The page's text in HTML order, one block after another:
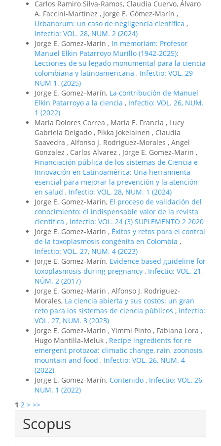
Carlos Ramiro Silva-Ramos, Claudia Cuervo, Álvaro
A. Faccini-Martínez , Jorge E. Gómez-Marín ,
Urbanorum: un caso de negligencia científica ,
Infectio: VOL. 28, NUM. 2 (2024)
Jorge E. Gomez-Marin , In memoriam: Profesor
Manuel Elkin Patarroyo Murillo (1942-2025):
Lecciones de su legado monumental para la ciencia
colombiana y latinoamericana , Infectio: VOL. 29
NUM 1. (2025)
Jorge E. Gomez-Marín, La contribución de Manuel
Elkin Patarroyo a la ciencia , Infectio: VOL. 26, NUM.
1 (2022)
Maria Dolores Correa , Maria E. Francia , Lucy
Gabriela Delgado , Pikka Jokelainen , Claudia
Saavedra , Alfonso J. Rodriguez-Morales , Angel
Gonzalez , Carlos Alvarez , Jorge E. Gomez-Marin ,
Financiación pública de los sistemas de Ciencia e
Innovación en Latinoamérica: Una herramienta
esencial para mejorar la prevención y la atención
en salud , Infectio: VOL. 28, NUM. 1 (2024)
Jorge E. Gomez-Marin, El proceso de validación del
conocimiento: el indispensable valor de la revista
científica , Infectio: VOL. 24 (3) SUPLEMENTO 2 2020
Jorge E. Gomez-Marin , Éxitos y retos para el control
de la toxoplasmosis congénita en Colombia ,
Infectio: VOL. 27, NUM. 4 (2023)
Jorge E. Gomez-Marín, Evidence based guideline for
toxoplasmosis during pregnancy , Infectio: VOL. 21,
NÚM. 2 (2017)
Jorge E. Gomez-Marin , Alfonso J. Rodriguez-
Morales, La ciencia abierta y sus costos: un gran
reto para los sistemas de ciencia públicos , Infectio:
VOL. 27, NUM. 3 (2023)
Jorge E. Gomez-Marin , Yimmi Pinto , Fabiana Lora ,
Hugo Mantilla-Meluk , Recipe ingredients for re
emergent protozoa: climatic change, rain, zoonosis,
mountain and food , Infectio: VOL. 26, NUM. 4
(2022)
Jorge E. Gomez-Marín, Contenido , Infectio: VOL. 26,
NUM. 1 (2022)
1 2 > >>
Scopus